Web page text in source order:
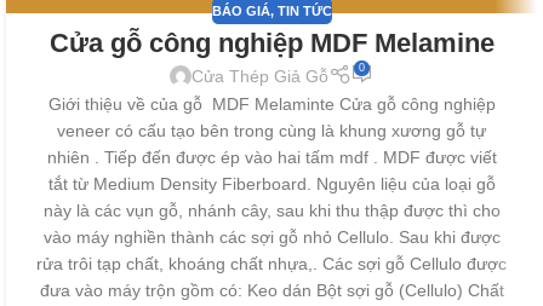
BÁO GIÁ, TIN TỨC
Cửa gỗ công nghiệp MDF Melamine
Cửa Thép Giả Gỗ 0
Giới thiệu về của gỗ MDF Melaminte Cửa gỗ công nghiệp
veneer có cấu tạo bên trong cùng là khung xương gỗ tự
nhiên . Tiếp đến được ép vào hai tấm mdf . MDF được viết
tắt từ Medium Density Fiberboard. Nguyên liệu của loại gỗ
này là các vụn gỗ, nhánh cây, sau khi thu thập được thì cho
vào máy nghiền thành các sợi gỗ nhỏ Cellulo. Sau khi được
rửa trôi tạp chất, khoáng chất nhựa,. Các sợi gỗ Cellulo được
đưa vào máy trộn gồm có: Keo dán Bột sợi gỗ (Cellulo) Chất